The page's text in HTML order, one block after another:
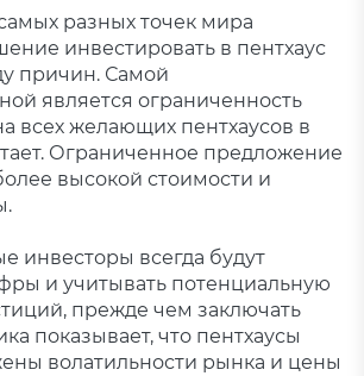
разных точек мира
инвестировать в пентхаус
причин. Самой
является ограниченность
всех желающих пентхаусов в
Ограниченное предложение
высокой стоимости и
инвесторы всегда будут
и учитывать потенциальную
прежде чем заключать
показывает, что пентхаусы
волатильности рынка и цены